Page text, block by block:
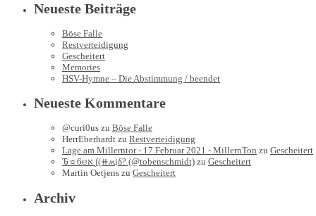
Neueste Beiträge
Böse Falle
Restverteidigung
Gescheitert
Memories
HSV-Hymne – Die Abstimmung / beendet
Neueste Kommentare
@curi0us zu Böse Falle
HerrEberhardt zu Restverteidigung
Lage am Millerntor - 17.Februar 2021 - MillernTon zu Gescheitert
Ԏ☼6℮א ∫(⧺ʍịδ? (@tobenschmidt) zu Gescheitert
Martin Oetjens zu Gescheitert
Archiv